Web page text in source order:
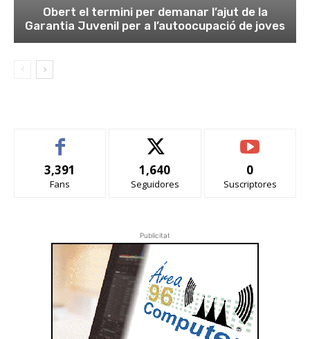
Obert el termini per demanar l’ajut de la
Garantia Juvenil per a l’autoocupació de joves
3,391
Fans
1,640
Seguidores
0
Suscriptores
Publicitat